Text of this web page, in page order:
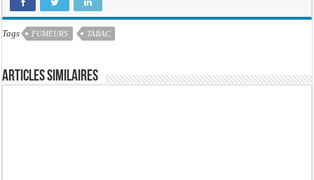
Tags FUMEURS TABAC
Articles similaires